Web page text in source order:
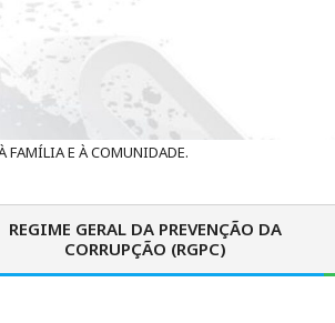
FAMÍLIA E À COMUNIDADE.
REGIME GERAL DA PREVENÇÃO DA
CORRUPÇÃO (RGPC)